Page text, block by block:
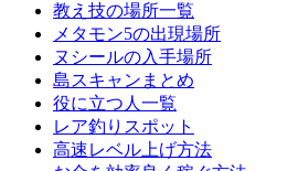
教え技の場所一覧
メタモン5の出現場所
ヌシールの入手場所
島スキャンまとめ
役に立つ人一覧
レア釣りスポット
高速レベル上げ方法